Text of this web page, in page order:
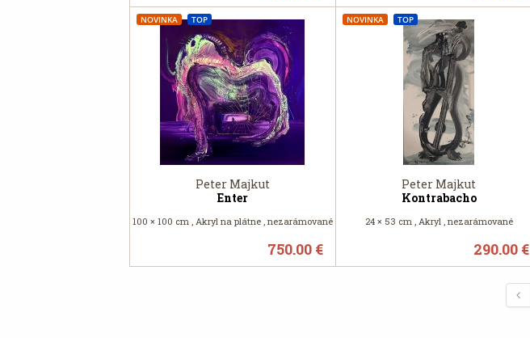
Peter Majkut
Enter
100 × 100 cm , Akryl na plátne , nezarámované
750.00 €
NOVINKA TOP
Peter Majkut
Kontrabacho
24 × 53 cm , Akryl , nezarámované
290.00 €
NOVINKA TOP